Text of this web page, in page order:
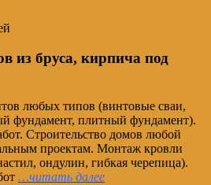
из бруса, кирпича под
любых типов (винтовые сваи,
фундамент, плитный фундамент).
Строительство домов любой
проектам. Монтаж кровли
ондулин, гибкая черепица).
…читать далее